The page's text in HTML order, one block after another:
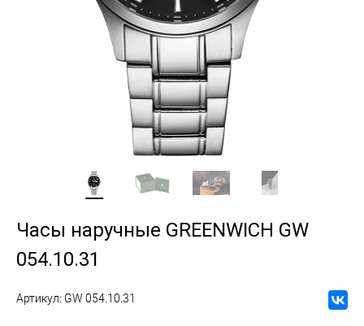
Часы наручные GREENWICH GW
054.10.31
Артикул: GW 054.10.31